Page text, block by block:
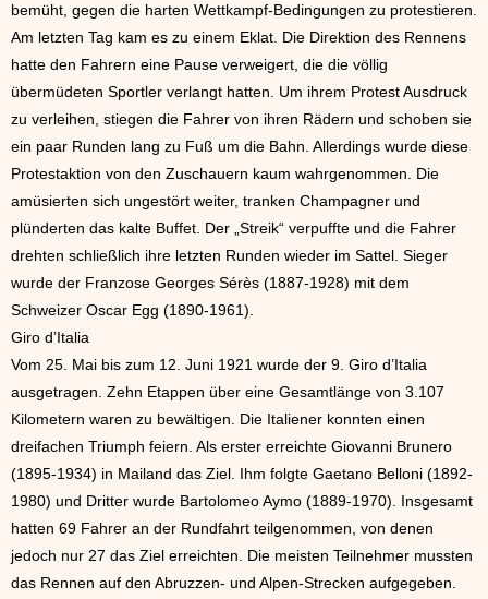
bemüht, gegen die harten Wettkampf-Bedingungen zu protestieren.
Am letzten Tag kam es zu einem Eklat. Die Direktion des Rennens
hatte den Fahrern eine Pause verweigert, die die völlig
übermüdeten Sportler verlangt hatten. Um ihrem Protest Ausdruck
zu verleihen, stiegen die Fahrer von ihren Rädern und schoben sie
ein paar Runden lang zu Fuß um die Bahn. Allerdings wurde diese
Protestaktion von den Zuschauern kaum wahrgenommen. Die
amüsierten sich ungestört weiter, tranken Champagner und
plünderten das kalte Buffet. Der „Streik“ verpuffte und die Fahrer
drehten schließlich ihre letzten Runden wieder im Sattel. Sieger
wurde der Franzose Georges Sérès (1887-1928) mit dem
Schweizer Oscar Egg (1890-1961).
Giro d’Italia
Vom 25. Mai bis zum 12. Juni 1921 wurde der 9. Giro d’Italia
ausgetragen. Zehn Etappen über eine Gesamtlänge von 3.107
Kilometern waren zu bewältigen. Die Italiener konnten einen
dreifachen Triumph feiern. Als erster erreichte Giovanni Brunero
(1895-1934) in Mailand das Ziel. Ihm folgte Gaetano Belloni (1892-
1980) und Dritter wurde Bartolomeo Aymo (1889-1970). Insgesamt
hatten 69 Fahrer an der Rundfahrt teilgenommen, von denen
jedoch nur 27 das Ziel erreichten. Die meisten Teilnehmer mussten
das Rennen auf den Abruzzen- und Alpen-Strecken aufgegeben.